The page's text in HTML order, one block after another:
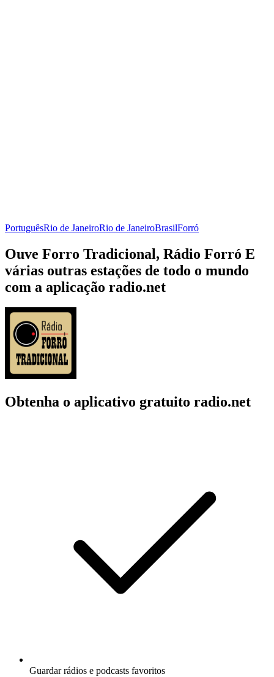
PortuguêsRio de JaneiroRio de JaneiroBrasilForró
Ouve Forro Tradicional, Rádio Forró E
várias outras estações de todo o mundo
com a aplicação radio.net
Obtenha o aplicativo gratuito radio.net
Guardar rádios e podcasts favoritos